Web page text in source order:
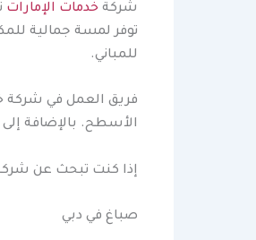
شركة خدمات الإمارات
توفر لمسة جمالية
للمباني.
فريق العمل في شركة
الأسطح. بالإضافة
إذا كنت تبحث عن شركة
صباغ في دبي